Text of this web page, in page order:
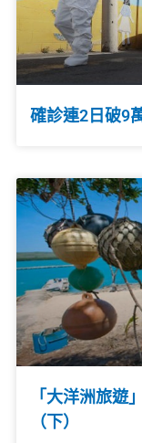
確診連2日破9
「大洋洲旅遊
（下）